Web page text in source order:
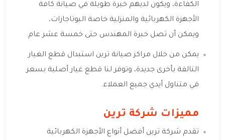
الكفاءة، ويكون لديهم خبرة طويلة في صيانة كافة
الأجهزة الكهربائية والمنزلية خاصة البوتاجازات،
ويمكن أن تصل خبرة المهندس حتى خمسة عشر عام.
يمكن من خلال مراكز صيانة ترين استبدال قطع الغيار
التالفة بأخرى جديدة، وتوفر لنا قطع غيار أصلية بسعر
في متناول أيدي جميع العملاء.
مميزات شركة ترين
تقدم شركة ترين أفضل أنواع الأجهزة الكهربائية